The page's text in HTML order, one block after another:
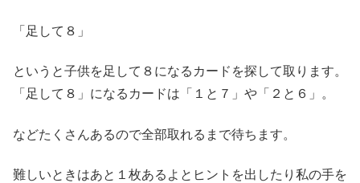
「足して８」
というと子供を足して８になるカードを探して取ります。
「足して８」になるカードは「１と７」や「２と６」。
などたくさんあるので全部取れるまで待ちます。
難しいときはあと１枚あるよとヒントを出したり私の手を